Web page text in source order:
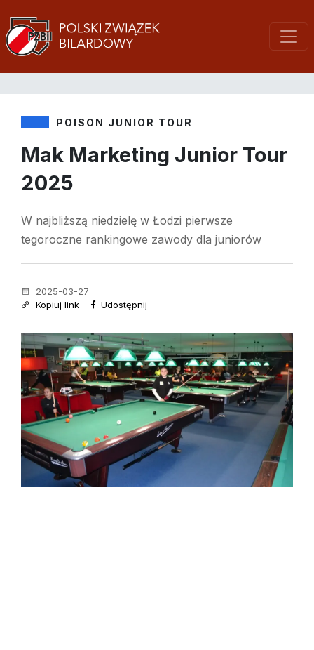
POISON JUNIOR TOUR
Mak Marketing Junior Tour
2025
W najbliższą niedzielę w Łodzi pierwsze
tegoroczne rankingowe zawody dla juniorów
2025-03-27
Kopiuj link
Udostępnij